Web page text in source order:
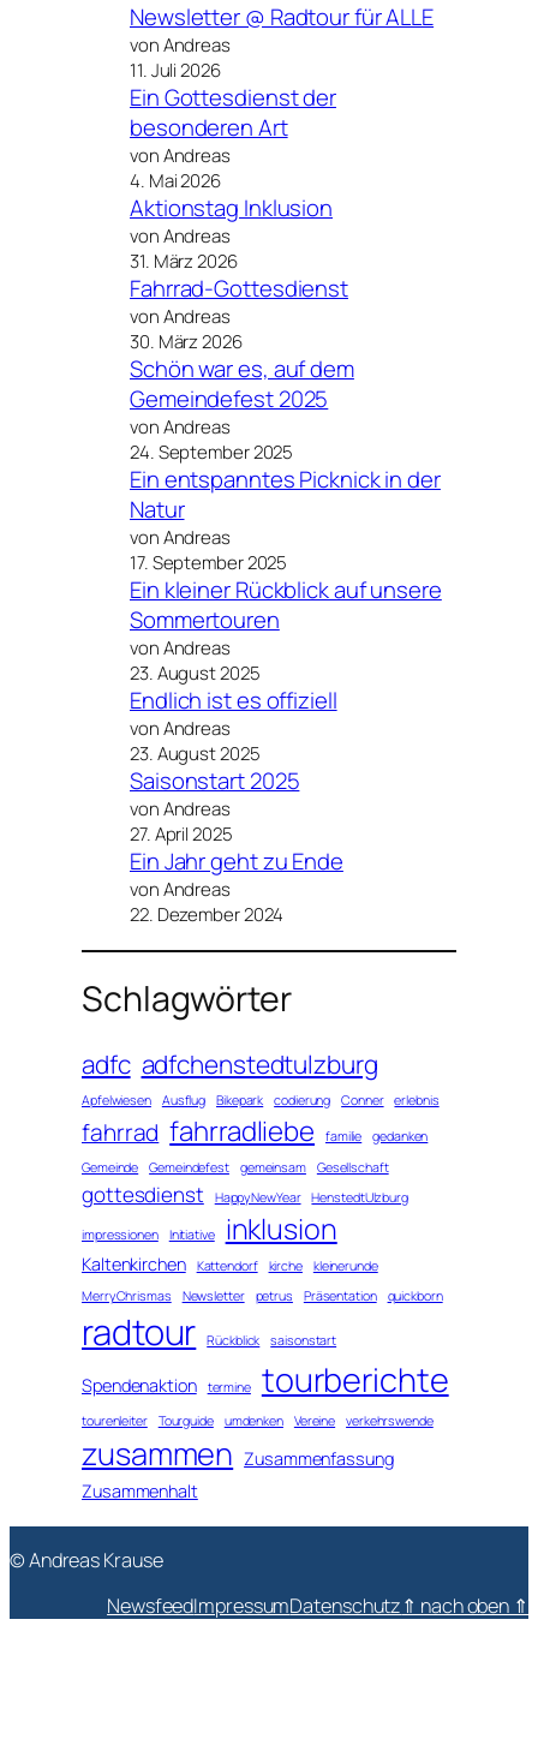
Newsletter @ Radtour für ALLE
von Andreas
11. Juli 2026
Ein Gottesdienst der
besonderen Art
von Andreas
4. Mai 2026
Aktionstag Inklusion
von Andreas
31. März 2026
Fahrrad-Gottesdienst
von Andreas
30. März 2026
Schön war es, auf dem
Gemeindefest 2025
von Andreas
24. September 2025
Ein entspanntes Picknick in der
Natur
von Andreas
17. September 2025
Ein kleiner Rückblick auf unsere
Sommertouren
von Andreas
23. August 2025
Endlich ist es offiziell
von Andreas
23. August 2025
Saisonstart 2025
von Andreas
27. April 2025
Ein Jahr geht zu Ende
von Andreas
22. Dezember 2024
Schlagwörter
adfc adfchenstedtulzburg
Apfelwiesen Ausflug Bikepark codierung Conner erlebnis
fahrrad fahrradliebe familie
gedanken
Gemeinde
Gemeindefest gemeinsam Gesellschaft
gottesdienst HappyNewYear HenstedtUlzburg
impressionen Initiative inklusion
Kaltenkirchen Kattendorf kirche
kleinerunde
MerryChrismas
Newsletter petrus Präsentation quickborn
radtour Rückblick saisonstart
Spendenaktion termine tourberichte
tourenleiter Tourguide umdenken Vereine verkehrswende
zusammen Zusammenfassung
Zusammenhalt
© Andreas Krause
NewsfeedImpressumDatenschutz⇑ nach oben ⇑